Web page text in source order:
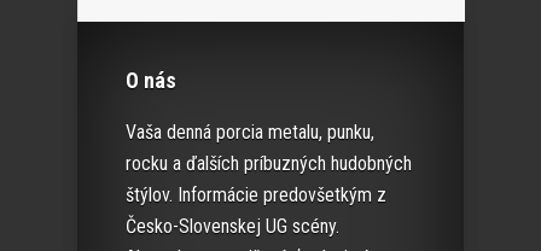
O nás
Vaša denná porcia metalu, punku,
rocku a ďalších príbuzných hudobných
štýlov. Informácie predovšetkým z
Česko-Slovenskej UG scény.